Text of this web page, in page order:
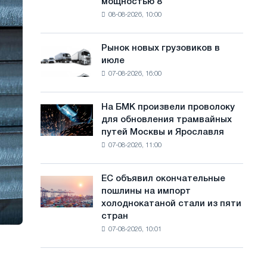
й
фотоэлектрическую
МВт
целей
обезуглероживания
мощностью 8
08-08-2026, 10:00
Рынок
новых
грузовиков
Рынок новых грузовиков в
июле
07-08-2026, 16:00
На
БМК
произвели
трамвайных
путей
На БМК произвели проволоку
для обновления трамвайных
путей Москвы и Ярославля
07-08-2026, 11:00
объявил
окончательные
ЕС объявил окончательные
пошлины на импорт
холоднокатаной стали из пяти
стран
07-08-2026, 10:01